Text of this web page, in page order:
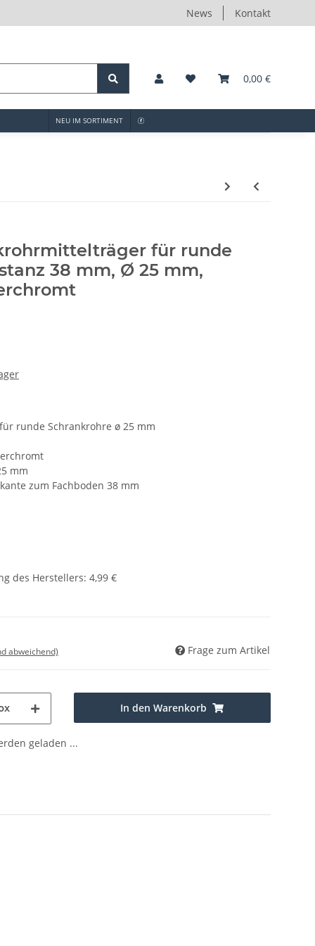
News Kontakt
0,00 €
NEU IM SORTIMENT
für runde
38 mm, Ø 25 mm,
runde Schrankrohre ø 25 mm
mm
zum Fachboden 38 mm
des Herstellers: 4,99 €
abweichend) Frage zum Artikel
In den Warenkorb
geladen ...